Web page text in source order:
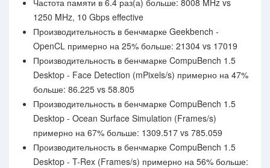
Частота памяти в 6.4 раз(а) больше: 8008 MHz vs
1250 MHz, 10 Gbps effective
Производительность в бенчмарке Geekbench -
OpenCL примерно на 25% больше: 21304 vs 17019
Производительность в бенчмарке CompuBench 1.5
Desktop - Face Detection (mPixels/s) примерно на 47%
больше: 86.225 vs 58.805
Производительность в бенчмарке CompuBench 1.5
Desktop - Ocean Surface Simulation (Frames/s)
примерно на 67% больше: 1309.517 vs 785.059
Производительность в бенчмарке CompuBench 1.5
Desktop - T-Rex (Frames/s) примерно на 56% больше: